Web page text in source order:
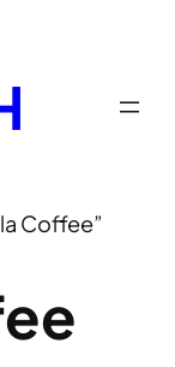
Coffee”